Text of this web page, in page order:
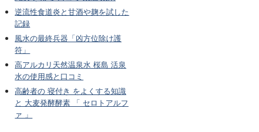
逆流性食道炎と甘酒や麹を試した
記録
風水の最終兵器「凶方位除け護
符」
高アルカリ天然温泉水 桜島 活泉
水の使用感と口コミ
高齢者の 寝付き をよくする知識
と 大麦発酵酵素 「 セロトアルフ
ァ 」